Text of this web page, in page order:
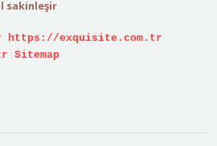
sakinleşir
https://exquisite.com.tr
Sitemap